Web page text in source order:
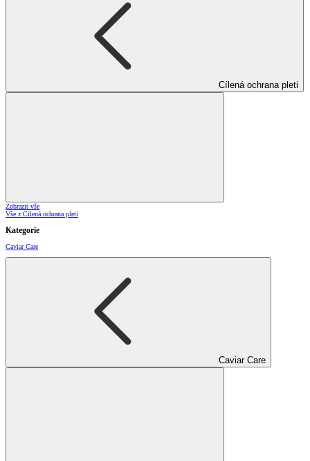
Cílená ochrana pleti
Zobrazit vše
Vše z Cílená ochrana pleti
Kategorie
Caviar Care
Caviar Care